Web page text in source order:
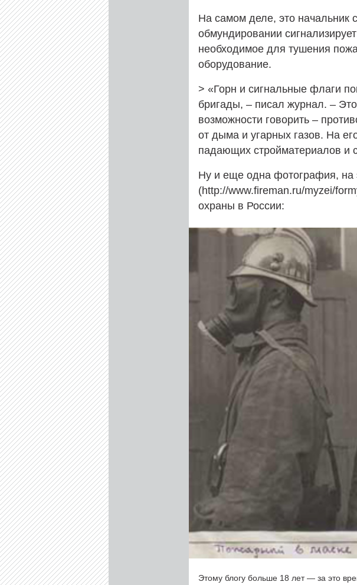
На самом деле, это начальник
обмундировании
необходимое для тушения
оборудование.
> «Горн и сигнальные флаги
бригады, – писал журнал. –
возможности говорить –
от дыма и угарных газов. На
падающих стройматериалов и
Ну и еще одна фотография, на
(http://www.fireman.ru/myzei/
охраны в России:
Этому блогу больше 18 лет — за это